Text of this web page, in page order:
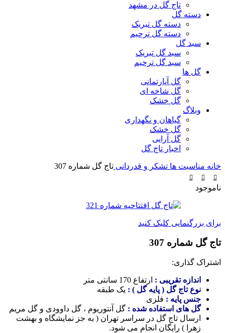
تاج گل در مشهد
دسته گل
دسته گل تبریک
دسته گل ترحیم
سبد گل
سبد گل تبریک
سبد گل ترحیم
گل ها
گل آپارتمانی
گل شاخه ای
گل خشک
وبلاگ
گیاهان و نگهداری
گل خشک
گل آرایی
اخبار تاج گل
خانه مناسبت ها تشکر و قدردانی تاج گل شماره 307
ناموجود
برای بزرگنمایی کلیک کنید
تاج گل شماره 307
اشتراک گذاری:
اندازه تقریبی : ارتفاع 170 سانتی متر
نوع تاج گل ( پایه گل ) : یک طبقه
جنس پایه : فلزی
گل های استفاده شده : گل آنتوریوم ، گل داوودی و گل مریم
ارسال تاج گل در سراسر تهران ( به جز نمایشگاه و بهشت
زهرا ) رایگان انجام می شود.